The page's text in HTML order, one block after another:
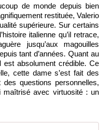
de monde depuis bien
restituée, Valerio
supérieure. Sur certains
italienne qu’il retrace,
jusqu’aux magouilles
tant d’années. Quant au
absolument crédible. Ce
cette dame s’est fait des
questions personnelles,
maîtrisé avec virtuosité : un